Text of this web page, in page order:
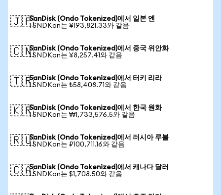
🇯🇵SanDisk (Ondo Tokenized)에서 일본 엔
1 SNDKon는 ¥193,821.33와 같음
🇨🇳SanDisk (Ondo Tokenized)에서 중국 위안화
1 SNDKon는 ¥8,257.41와 같음
🇹🇷SanDisk (Ondo Tokenized)에서 터키 리라
1 SNDKon는 ₺58,408.71와 같음
🇰🇷SanDisk (Ondo Tokenized)에서 한국 원화
1 SNDKon는 ₩1,733,576.5와 같음
🇷🇺SanDisk (Ondo Tokenized)에서 러시아 루블
1 SNDKon는 ₽100,711.16와 같음
🇨🇦SanDisk (Ondo Tokenized)에서 캐나다 달러
1 SNDKon는 $1,708.50와 같음